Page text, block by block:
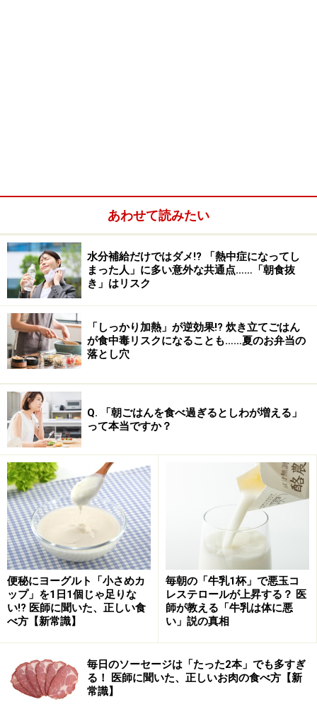
あわせて読みたい
水分補給だけではダメ!? 「熱中症になってし
まった人」に多い意外な共通点……「朝食抜
き」はリスク
「しっかり加熱」が逆効果!? 炊き立てごはん
が食中毒リスクになることも……夏のお弁当の
落とし穴
Q. 「朝ごはんを食べ過ぎるとしわが増える」
って本当ですか？
便秘にヨーグルト「小さめカ
ップ」を1日1個じゃ足りな
い!? 医師に聞いた、正しい食
べ方【新常識】
毎朝の「牛乳1杯」で悪玉コ
レステロールが上昇する？ 医
師が教える「牛乳は体に悪
い」説の真相
毎日のソーセージは「たった2本」でも多すぎ
る！ 医師に聞いた、正しいお肉の食べ方【新
常識】